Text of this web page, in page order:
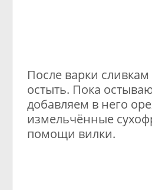
После варки
остыть. Пока
добавляем в него
измельчённые
помощи вилки.